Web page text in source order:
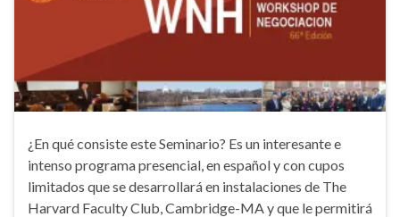
¿En qué consiste este Seminario? Es un interesante e
intenso programa presencial, en español y con cupos
limitados que se desarrollará en instalaciones de The
Harvard Faculty Club, Cambridge-MA y que le permitirá